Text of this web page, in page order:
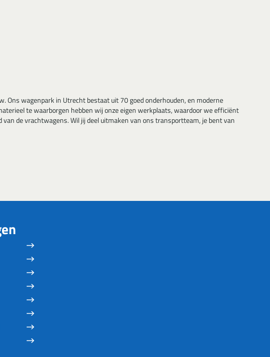
wagenpark in Utrecht bestaat uit 70 goed onderhouden, en moderne
te waarborgen hebben wij onze eigen werkplaats, waardoor we efficiënt
de vrachtwagens. Wil jij deel uitmaken van ons transportteam, je bent van